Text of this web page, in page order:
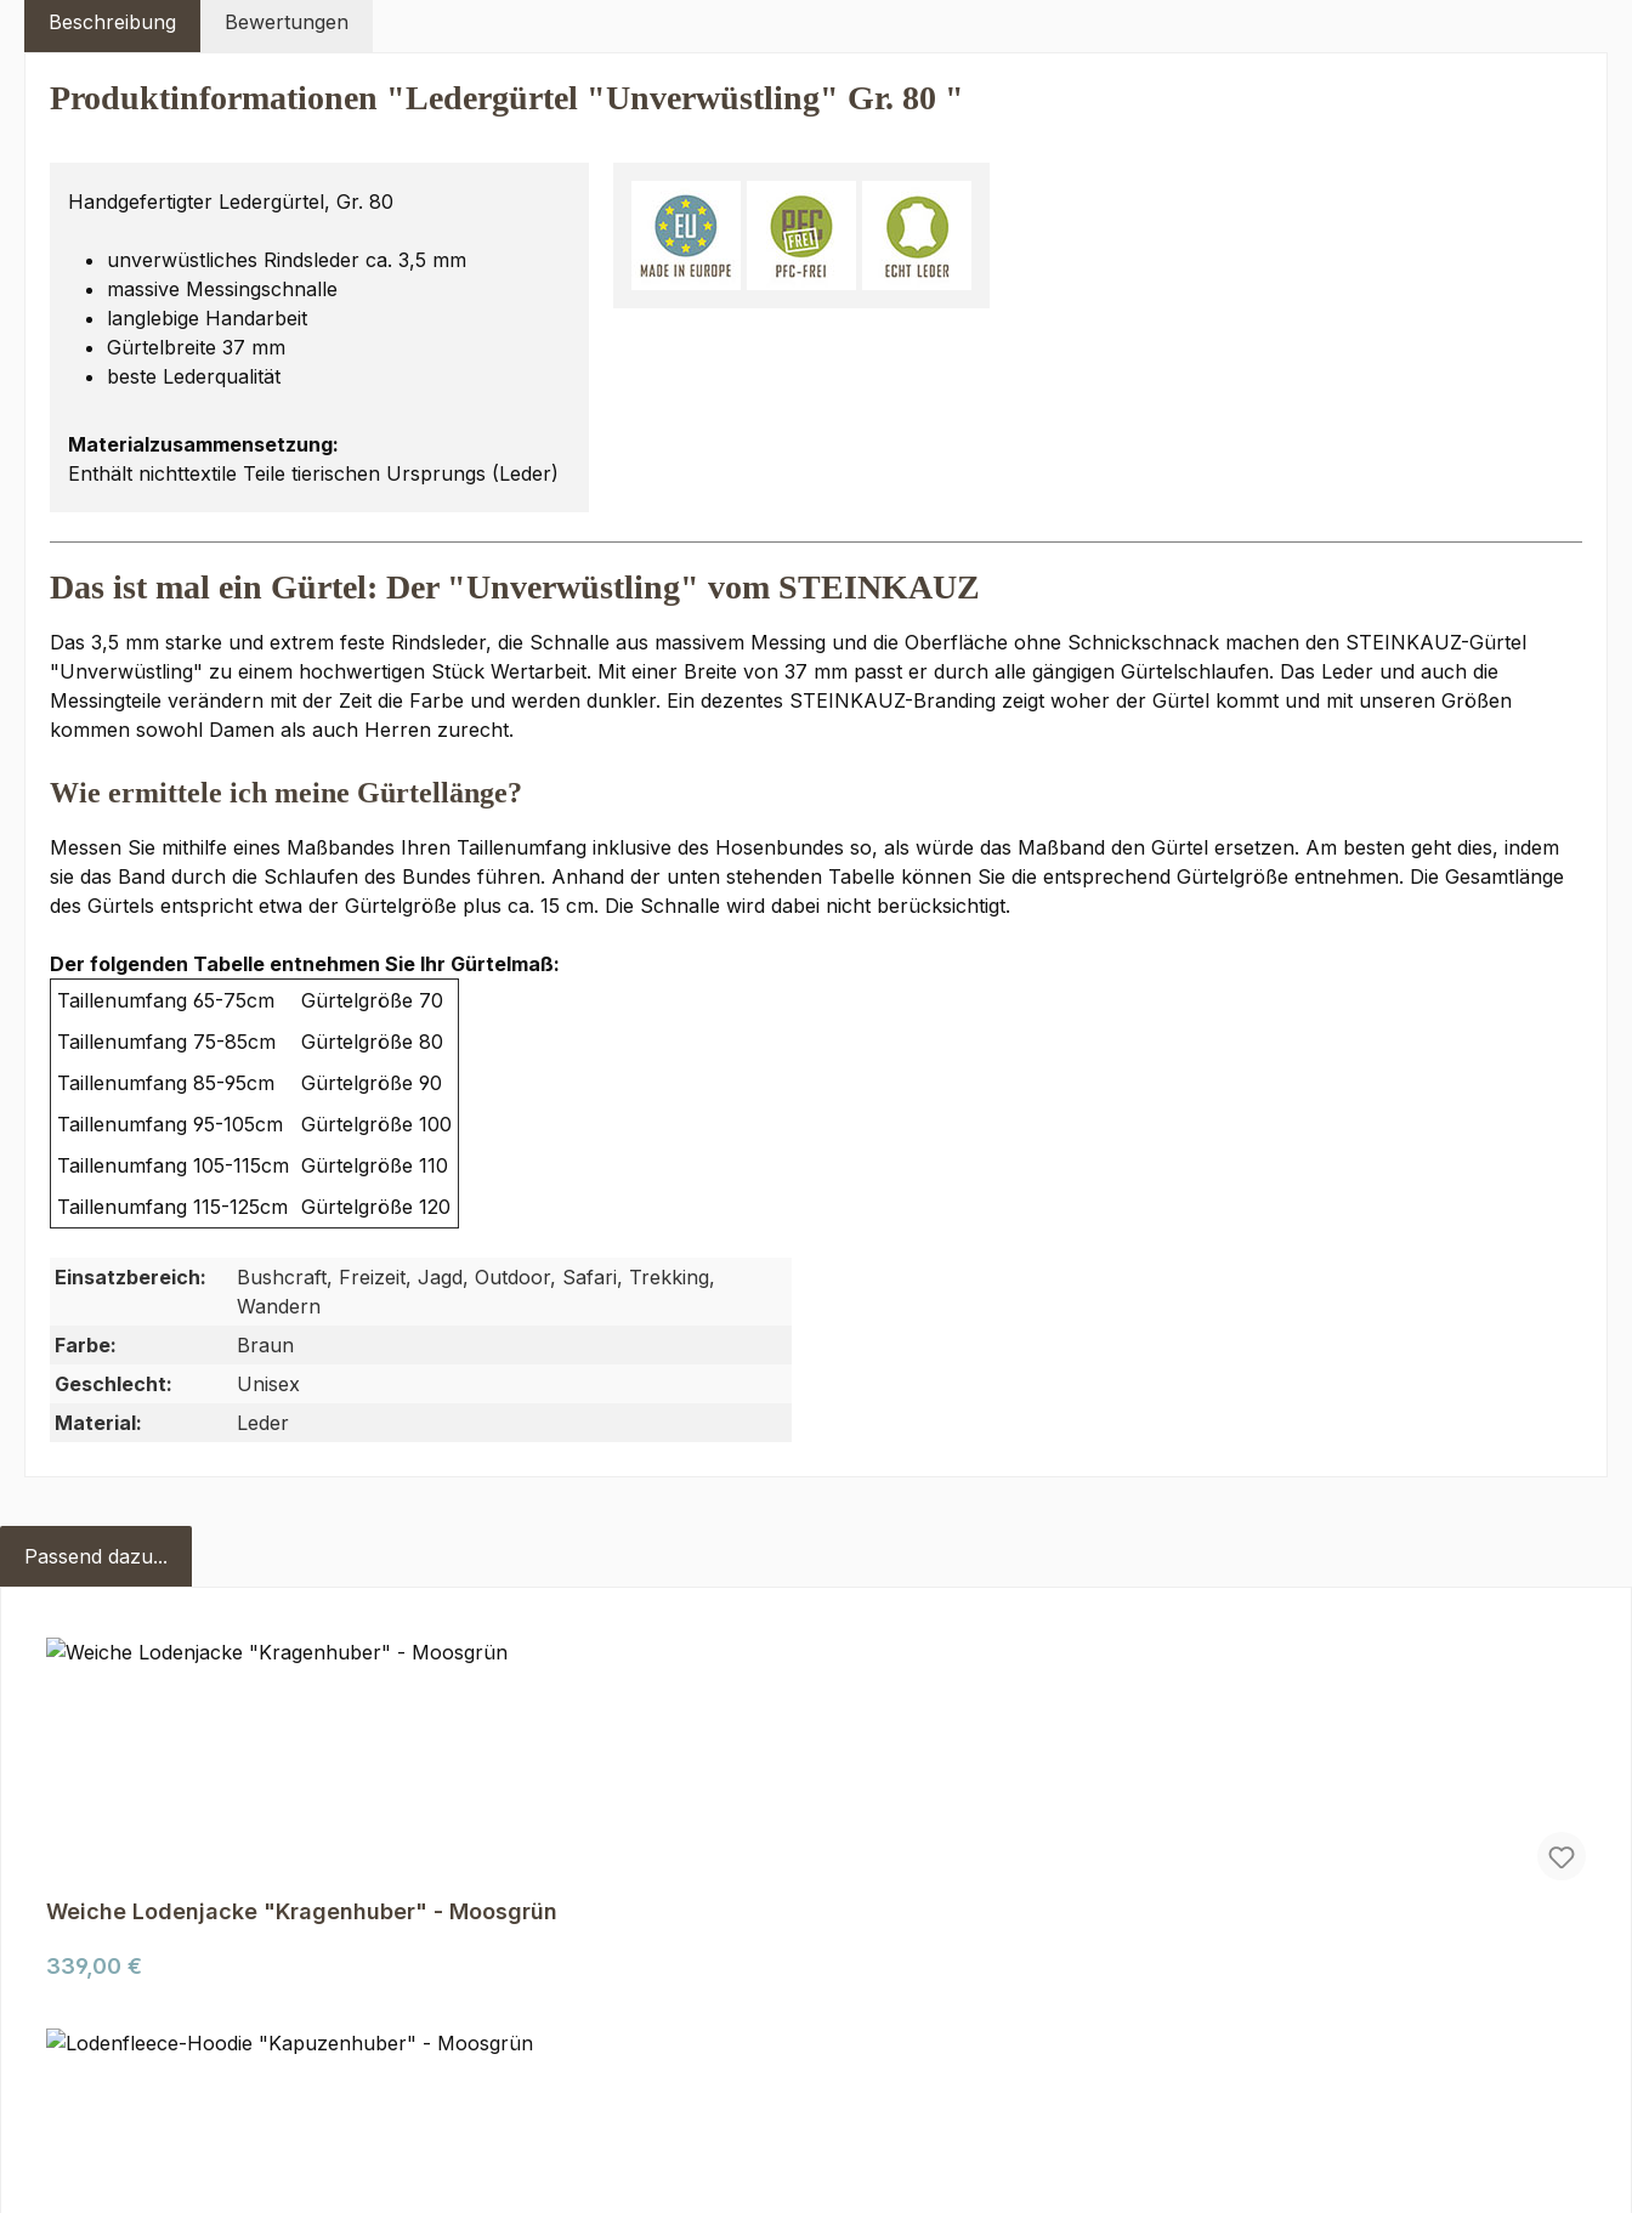
Beschreibung Bewertungen
Produktinformationen "Ledergürtel "Unverwüstling" Gr. 80 "
Handgefertigter Ledergürtel, Gr. 80
unverwüstliches Rindsleder ca. 3,5 mm
massive Messingschnalle
langlebige Handarbeit
Gürtelbreite 37 mm
beste Lederqualität
Materialzusammensetzung:
Enthält nichttextile Teile tierischen Ursprungs (Leder)
Das ist mal ein Gürtel: Der "Unverwüstling" vom STEINKAUZ
Das 3,5 mm starke und extrem feste Rindsleder, die Schnalle aus massivem Messing und die Oberfläche ohne Schnickschnack machen den STEINKAUZ-Gürtel
"Unverwüstling" zu einem hochwertigen Stück Wertarbeit. Mit einer Breite von 37 mm passt er durch alle gängigen Gürtelschlaufen. Das Leder und auch die
Messingteile verändern mit der Zeit die Farbe und werden dunkler. Ein dezentes STEINKAUZ-Branding zeigt woher der Gürtel kommt und mit unseren Größen
kommen sowohl Damen als auch Herren zurecht.
Wie ermittele ich meine Gürtellänge?
Messen Sie mithilfe eines Maßbandes Ihren Taillenumfang inklusive des Hosenbundes so, als würde das Maßband den Gürtel ersetzen. Am besten geht dies, indem
sie das Band durch die Schlaufen des Bundes führen. Anhand der unten stehenden Tabelle können Sie die entsprechend Gürtelgröße entnehmen. Die Gesamtlänge
des Gürtels entspricht etwa der Gürtelgröße plus ca. 15 cm. Die Schnalle wird dabei nicht berücksichtigt.
Der folgenden Tabelle entnehmen Sie Ihr Gürtelmaß:
Taillenumfang 65-75cm
Gürtelgröße 70
Taillenumfang 75-85cm
Gürtelgröße 80
Taillenumfang 85-95cm
Gürtelgröße 90
Taillenumfang 95-105cm
Gürtelgröße 100
Taillenumfang 105-115cm Gürtelgröße 110
Taillenumfang 115-125cm Gürtelgröße 120
Einsatzbereich:
Bushcraft, Freizeit, Jagd, Outdoor, Safari, Trekking,
Wandern
Farbe:
Braun
Geschlecht:
Unisex
Material:
Leder
Passend dazu...
Weiche Lodenjacke "Kragenhuber" - Moosgrün
Regulärer Preis:
339,00 €